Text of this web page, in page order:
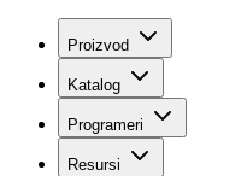
Proizvod
Katalog
Programeri
Resursi